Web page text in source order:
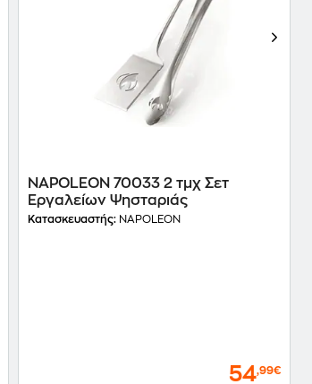
NAPOLEON 70033 2 τμχ Σετ
Εργαλείων Ψησταριάς
Κατασκευαστής:NAPOLEON
54,99€